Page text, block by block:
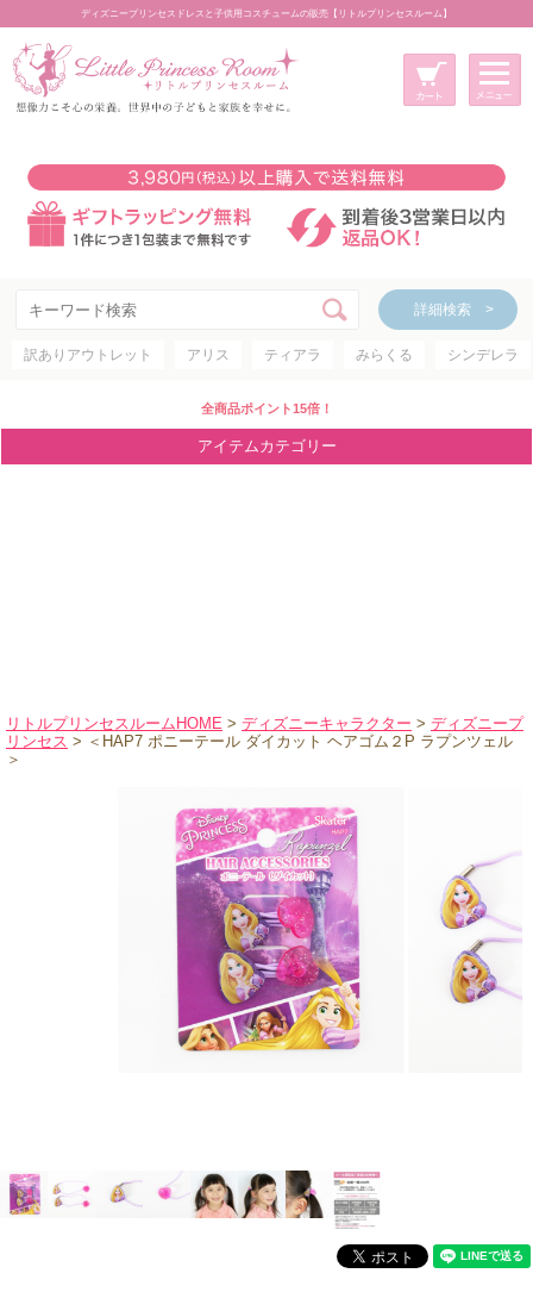
ディズニープリンセスドレスと子供用コスチュームの販売【リトルプリンセスルーム】
詳細検索 >
訳ありアウトレット アリス ティアラ みらくる シンデレラ
全商品ポイント15倍！
アイテムカテゴリー
リトルプリンセスルームHOME > ディズニーキャラクター > ディズニープ
リンセス > ＜HAP7 ポニーテール ダイカット ヘアゴム２P ラプンツェル
＞
新規会員登録
マイページ
カート
詳細検索 >
アイテムカテゴリー
ディズニープリンセス
ディズニキャラクター
ブランド別に探す
アウトレット
ショッピングインフォメーション
会社概要
お支払・送料
返品・交換
サイズの測り方
よくあるご質問
レビューを見る
お問い合わせ